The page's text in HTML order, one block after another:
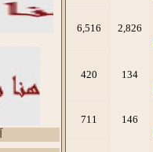
2,826
6,516
134
420
146
711